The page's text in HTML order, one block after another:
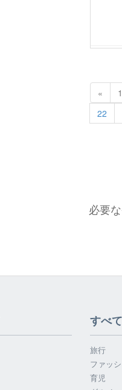
«
1
22
必要
すべ
旅行
ファッ
育児